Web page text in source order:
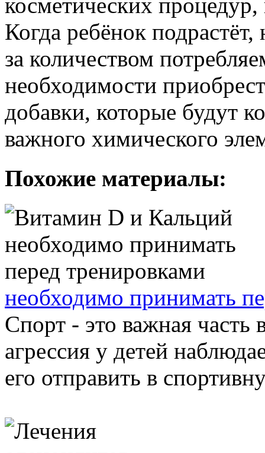
косметических
Когда ребёнок подрастёт,
за количеством
необходимости
добавки, которые будут
важного химического
Похожие материалы:
необходимо принимать
Спорт - это важная часть
агрессия у детей
его отправить в